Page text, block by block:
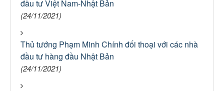
đầu tư Việt Nam-Nhật Bản
(24/11/2021)
Thủ tướng Phạm Minh Chính đối thoại với các nhà
đầu tư hàng đầu Nhật Bản
(24/11/2021)